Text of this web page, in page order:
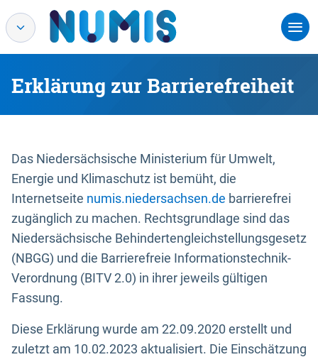
Erklärung zur Barrierefreiheit
Das Niedersächsische Ministerium für Umwelt,
Energie und Klimaschutz ist bemüht, die
Internetseite numis.niedersachsen.de barrierefrei
zugänglich zu machen. Rechtsgrundlage sind das
Niedersächsische Behindertengleichstellungsgesetz
(NBGG) und die Barrierefreie Informationstechnik-
Verordnung (BITV 2.0) in ihrer jeweils gültigen
Fassung.
Diese Erklärung wurde am 22.09.2020 erstellt und
zuletzt am 10.02.2023 aktualisiert. Die Einschätzung